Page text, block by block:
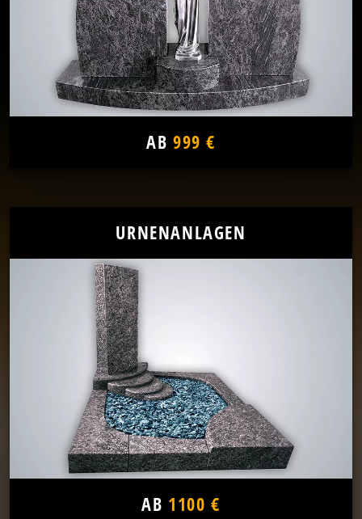
AB 999 €
URNENANLAGEN
AB 1100 €